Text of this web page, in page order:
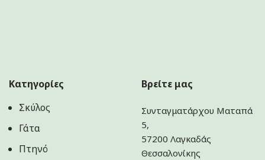
Κατηγορίες
Σκύλος
Γάτα
Πτηνό
Βρείτε μας
Συνταγματάρχου Ματαπά
5,
57200 Λαγκαδάς
Θεσσαλονίκης